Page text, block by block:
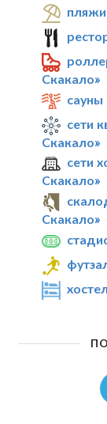
Скакало»
сети
Скакало»
сети
Скакало»
Скакало»